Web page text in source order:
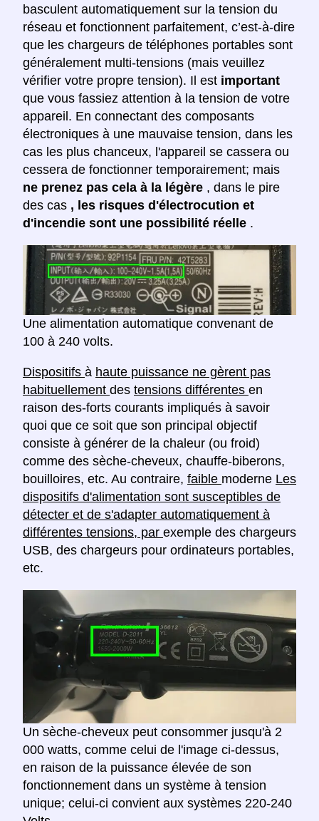
basculent automatiquement sur la tension du
réseau et fonctionnent parfaitement, c’est-à-dire
que les chargeurs de téléphones portables sont
généralement multi-tensions (mais veuillez
vérifier votre propre tension). Il est important
que vous fassiez attention à la tension de votre
appareil. En connectant des composants
électroniques à une mauvaise tension, dans les
cas les plus chanceux, l'appareil se cassera ou
cessera de fonctionner temporairement; mais
ne prenez pas cela à la légère , dans le pire
des cas , les risques d'électrocution et
d'incendie sont une possibilité réelle .
Une alimentation automatique convenant de
100 à 240 volts.
Dispositifs à haute puissance ne gèrent pas
habituellement des tensions différentes en
raison des-forts courants impliqués à savoir
quoi que ce soit que son principal objectif
consiste à générer de la chaleur (ou froid)
comme des sèche-cheveux, chauffe-biberons,
bouilloires, etc. Au contraire, faible moderne Les
dispositifs d'alimentation sont susceptibles de
détecter et de s'adapter automatiquement à
différentes tensions, par exemple des chargeurs
USB, des chargeurs pour ordinateurs portables,
etc.
Un sèche-cheveux peut consommer jusqu'à 2
000 watts, comme celui de l'image ci-dessus,
en raison de la puissance élevée de son
fonctionnement dans un système à tension
unique; celui-ci convient aux systèmes 220-240